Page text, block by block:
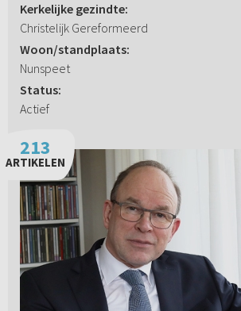
Kerkelijke gezindte:
Christelijk Gereformeerd
Woon/standplaats:
Nunspeet
Status:
Actief
213
ARTIKELEN